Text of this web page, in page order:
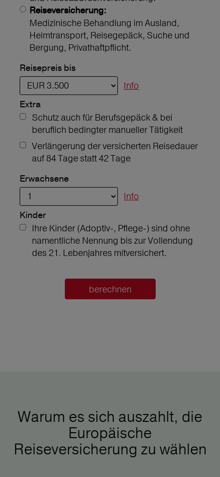
Reiseversicherung:
Medizinische Behandlung im Ausland,
Heimtransport, Reisegepäck, Suche und
Bergung, Privathaftpflicht.
Reisepreis bis
Info
Extra
Schutz auch für Berufsgepäck & bei
beruflich bedingter manueller Tätigkeit
Verlängerung der versicherten Reisedauer
auf 84 Tage statt 42 Tage
Erwachsene
Info
Kinder
Ihre Kinder (Adoptiv-, Pflege-) sind ohne
namentliche Nennung bis zur Vollendung
des 21. Lebenjahres mitversichert.
berechnen
Warum es sich auszahlt, die
Europäische
Reiseversicherung zu wählen